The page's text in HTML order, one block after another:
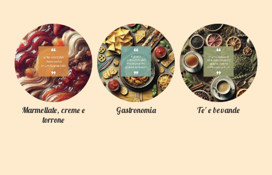
Marmellate, creme e
torrone
Gastronomia Te' e bevande